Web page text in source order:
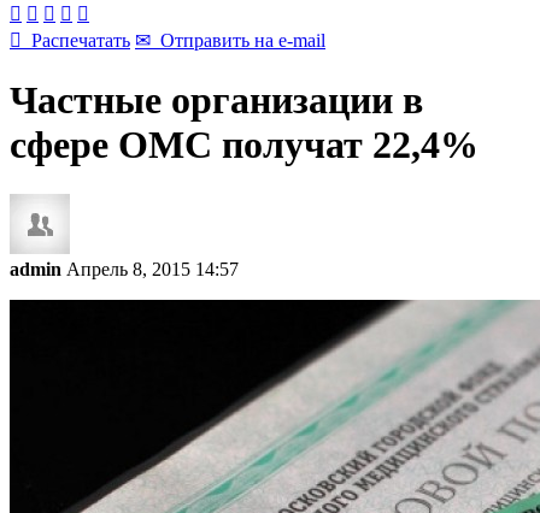
    
 Распечатать ✉ Отправить на e-mail
Частные организации в
сфере ОМС получат 22,4%
admin Апрель 8, 2015 14:57